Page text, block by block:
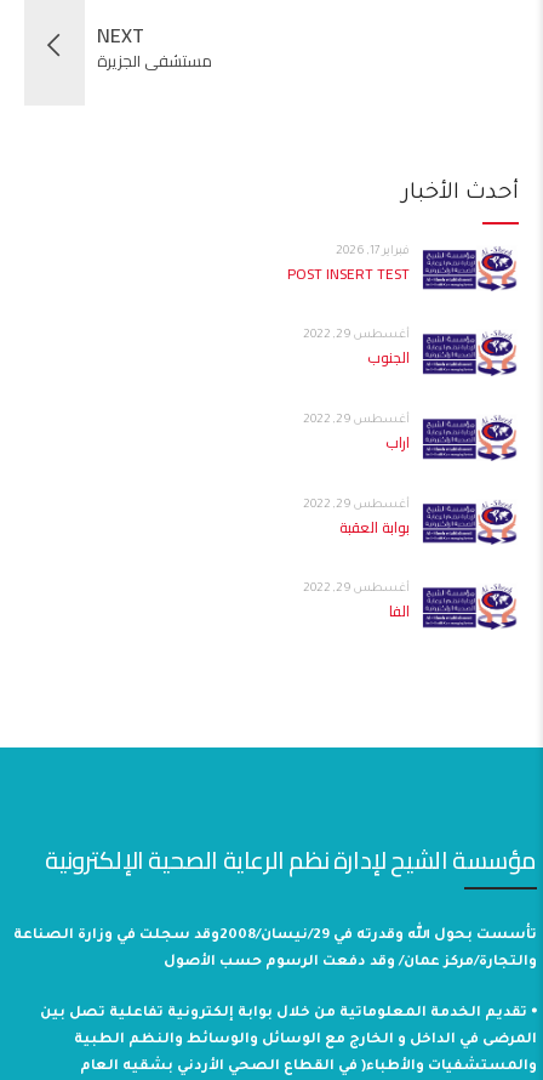
NEXT
مستشفى الجزيرة
أحدث الأخبار
فبراير 17, 2026
POST INSERT TEST
أغسطس 29, 2022
الجنوب
أغسطس 29, 2022
اراب
أغسطس 29, 2022
بوابة العقبة
أغسطس 29, 2022
الفا
مؤسسة الشيح لإدارة نظم الرعاية الصحية الإلكترونية
تأسست بحول الله وقدرته في 29/نيسان/2008وقد سجلت في وزارة الصناعة
والتجارة/مركز عمان/ وقد دفعت الرسوم حسب الأصول
⦁ تقديم الخدمة المعلوماتية من خلال بوابة إلكترونية تفاعلية تصل بين
المرضى في الداخل و الخارج مع الوسائل والوسائط والنظم الطبية
والمستشفيات والأطباء( في القطاع الصحي الأردني بشقيه العام